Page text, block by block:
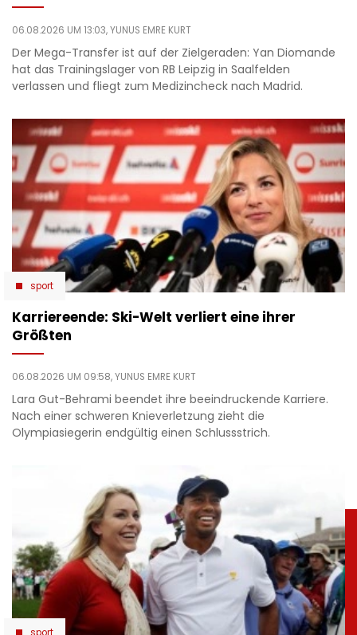
06.08.2026 UM 13:03,YUNUS EMRE KURT
Der Mega-Transfer ist auf der Zielgeraden: Yan Diomande
hat das Trainingslager von RB Leipzig in Saalfelden
verlassen und fliegt zum Medizincheck nach Madrid.
sport
Karriereende: Ski-Welt verliert eine ihrer
Größten
06.08.2026 UM 09:58,YUNUS EMRE KURT
Lara Gut-Behrami beendet ihre beeindruckende Karriere.
Nach einer schweren Knieverletzung zieht die
Olympiasiegerin endgültig einen Schlussstrich.
sport